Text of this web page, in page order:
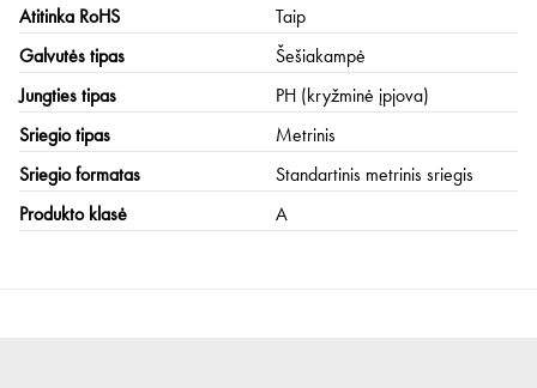
Atitinka RoHS Taip
Galvutės tipas Šešiakampė
Jungties tipas PH (kryžminė įpjova)
Sriegio tipas Metrinis
Sriegio formatas Standartinis metrinis sriegis
Produkto klasė A